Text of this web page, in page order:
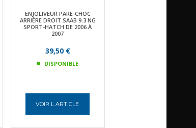
ENJOLIVEUR PARE-CHOC
ARRIÈRE DROIT SAAB 9.3 NG
SPORT-HATCH DE 2006 À
2007
39,50 €
DISPONIBLE
VOIR L ARTICLE